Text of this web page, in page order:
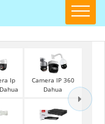
Ip
Camera IP 360
Dahua